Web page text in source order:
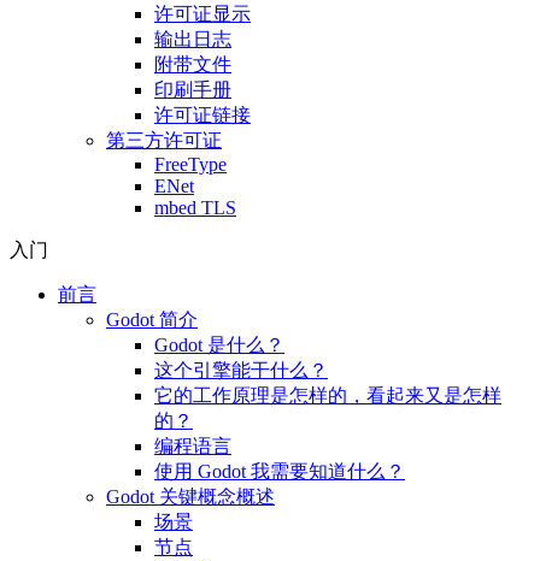
许可证显示
输出日志
附带文件
印刷手册
许可证链接
第三方许可证
FreeType
ENet
mbed TLS
入门
前言
Godot 简介
Godot 是什么？
这个引擎能干什么？
它的工作原理是怎样的，看起来又是怎样
的？
编程语言
使用 Godot 我需要知道什么？
Godot 关键概念概述
场景
节点